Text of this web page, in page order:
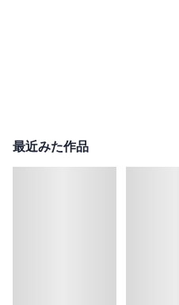
最近みた作品